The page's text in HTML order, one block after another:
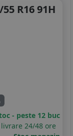
R16 91H
- peste 12 buc
livrare 24/48 ore